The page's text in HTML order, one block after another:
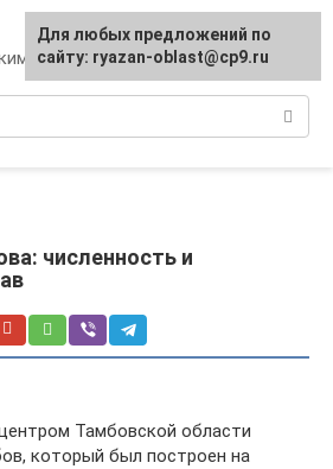
городам
численность и
Тамбовской области
который был построен на
Для любых предложений по
сайту: ryazan-oblast@cp9.ru